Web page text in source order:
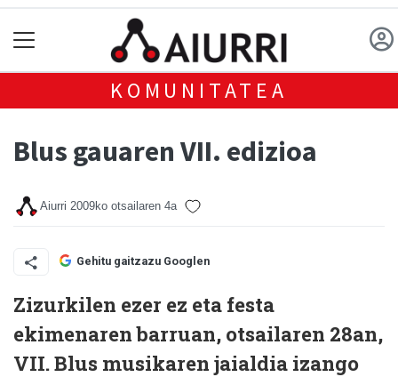
KOMUNITATEA
Blus gauaren VII. edizioa
Aiurri 2009ko otsailaren 4a
Gehitu gaitzazu Googlen
Zizurkilen ezer ez eta festa
ekimenaren barruan, otsailaren 28an,
VII. Blus musikaren jaialdia izango